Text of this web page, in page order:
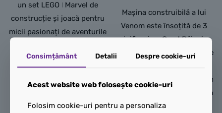
un set LEGO ǀ Marvel de
construcție și joacă pentru
micii pasionați de aventurile
Jucăria construibilă LEGO ǀ
Fantastic, cu picioare
Mașina construibilă a lui
Venom este însoțită de 3
minifigurine: Omul Păianjen
cu un aruncător de pânză de
tentacule și Femeia Păianjen
(Julia Carpenter) cu o pânză
flexibilă care este suficient
Consimțământ Detalii Despre cookie-uri
Acest website web folosește cookie-uri
Folosim cookie-uri pentru a personaliza